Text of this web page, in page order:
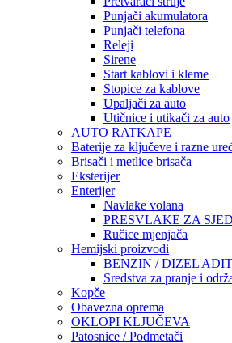
Punjači akumulatora
Punjači telefona
Releji
Sirene
Start kablovi i kleme
Stopice za kablove
Upaljači za auto
Utičnice i utikači za auto
AUTO RATKAPE
Baterije za ključeve i razne
Brisači i metlice brisača
Eksterijer
Enterijer
Navlake volana
PRESVLAKE ZA
Ručice mjenjača
Hemijski proizvodi
BENZIN / DIZEL
Sredstva za pranje i
Kopče
Obavezna oprema
OKLOPI KLJUČEVA
Patosnice / Podmetači